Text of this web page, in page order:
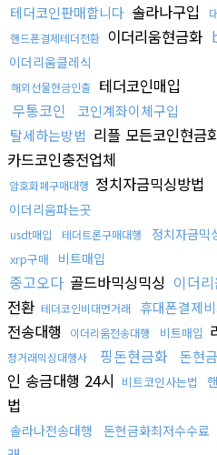
테더코인판매합니다 솔라나구입
핸드폰결제테더전환 이더리움현금화
이더리움클레식
해외선물현금인출 테더코인매입
무통코인
코인계좌이체구입
탈세하는방법 리플 모든코인현금
카드코인충전업체
암호화폐구매대행 정치자금믹싱방법
이더리움파는곳
usdt매입 테더트론구매대행 정치자금믹
xrp구매 비트매입
중고오다 골드바믹싱믹싱 이더
전환 테더코인비대면거래 휴대폰결제
전송대행
이더리움전송대행 비트매입
정거래믹싱대행사
핑돈현금화 돈현
인 송금대행 24시 비트코인사는법
법
솔라나전송대행 돈현금화최저수수료